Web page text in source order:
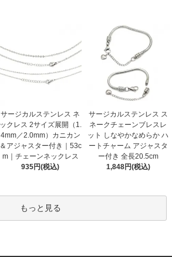
サージカルステンレス ネ
ックレス 2サイズ展開（1.
4mm／2.0mm）カニカン
＆アジャスター付き｜53c
m｜チェーンネックレス
935円(税込)
サージカルステンレス ス
ネークチェーンブレスレ
ット しなやかなめらか ハ
ートチャーム アジャスタ
ー付き 全長20.5cm
1,848円(税込)
もっと見る